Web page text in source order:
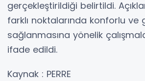
gerçekleştirildiği belirtildi.
farklı noktalarında konforlu ve
sağlanmasına yönelik
ifade edildi.
Kaynak : PERRE